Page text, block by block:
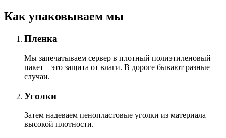
Как упаковываем мы
Пленка
Мы запечатываем сервер в плотный полиэтиленовый
пакет – это защита от влаги. В дороге бывают разные
случаи.
Уголки
Затем надеваем пенопластовые уголки из материала
высокой плотности.